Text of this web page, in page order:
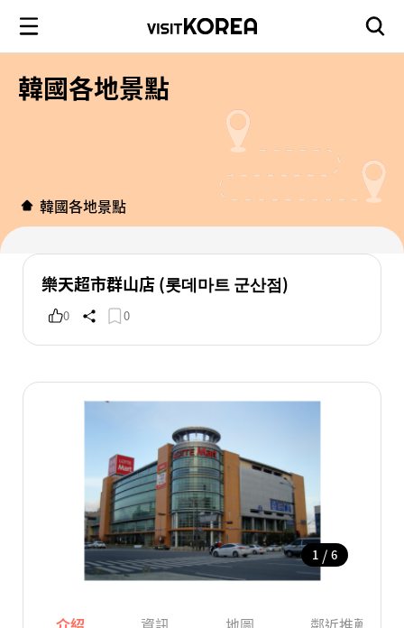
韓國各地景點
韓國各地景點
樂天超市群山店 (롯데마트 군산점)
0 0
1 / 6